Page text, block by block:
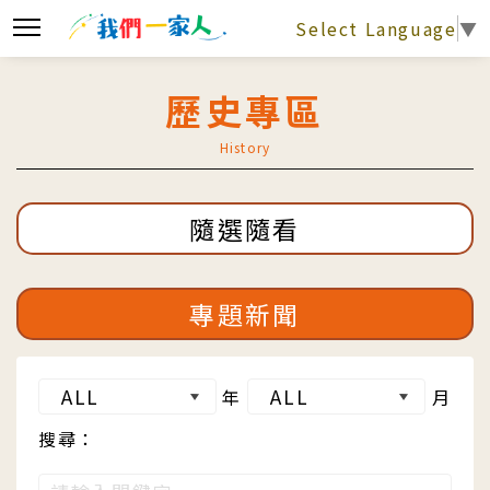
Select Language▼
歷史專區
History
隨選隨看
專題新聞
年
月
搜尋：